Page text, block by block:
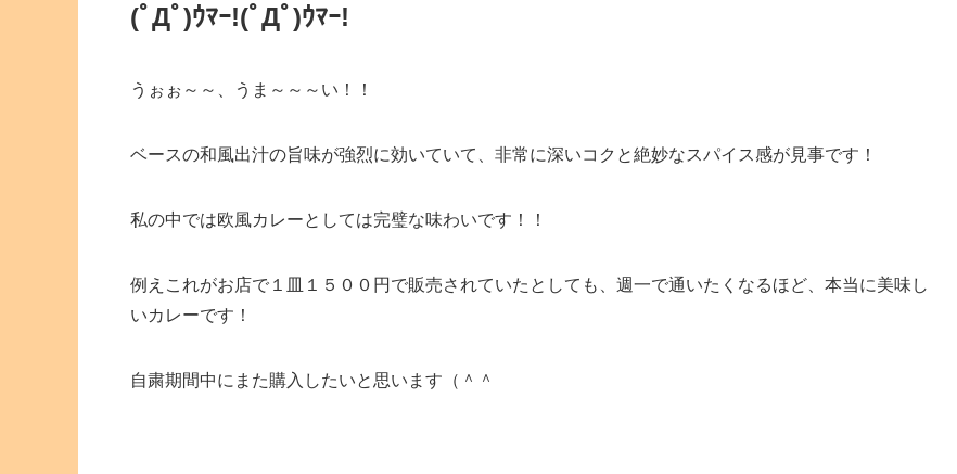
(ﾟДﾟ)ｳﾏｰ!(ﾟДﾟ)ｳﾏｰ!
うぉぉ～～、うま～～～い！！
ベースの和風出汁の旨味が強烈に効いていて、非常に深いコクと絶妙なスパイス感が見事です！
私の中では欧風カレーとしては完璧な味わいです！！
例えこれがお店で１皿１５００円で販売されていたとしても、週一で通いたくなるほど、本当に美味し
いカレーです！
自粛期間中にまた購入したいと思います（＾＾